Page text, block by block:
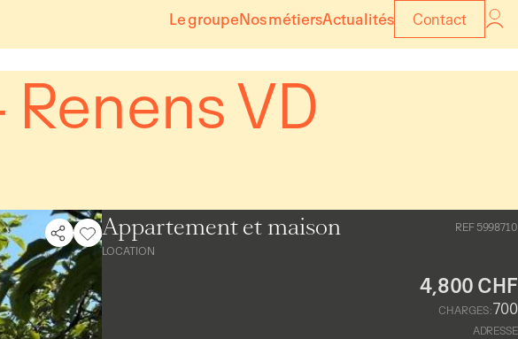
Le groupeNos métiersActualités Contact
VD
Appartement et maison
LOCATION
REF 5998710
4,800 CHF
CHARGES :700
ADRESSE